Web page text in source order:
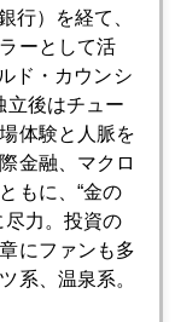
で崩壊するとは
5月 6月
11月 12月
行）を経て、
ーとして活
ド・カウンシ
立後はチュー
体験と人脈を
金融、マクロ
もに、“金の
尽力。投資の
にファンも多
系、温泉系。